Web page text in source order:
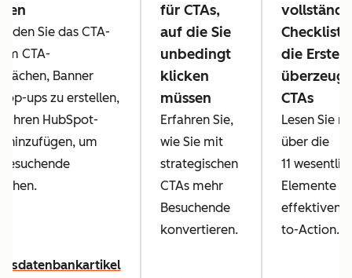
Sie das CTA-
CTA-
Banner
ups zu erstellen,
Ihren HubSpot-
hinzufügen, um
für CTAs,
auf die Sie
unbedingt
klicken
müssen
Erfahren Sie,
wie Sie mit
strategischen
CTAs mehr
Besuchende
konvertieren.
die
CTAs
Lesen Sie
über die
11
Elemente
effektiven
to-Action.